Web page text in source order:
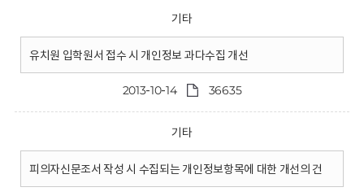
기타
유치원 입학원서 접수 시 개인정보 과다수집 개선
2013-10-14 36635
기타
피의자신문조서 작성 시 수집되는 개인정보항목에 대한 개선의 건